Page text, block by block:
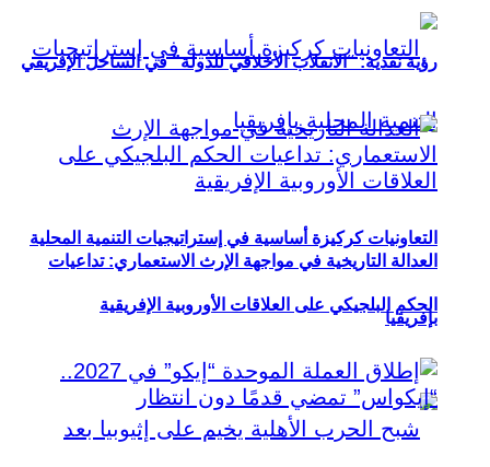
التعاونيات كركيزة أساسية في إستراتيجيات التنمية المحلية
بإفريقيا
رؤية نقدية: “الانقلاب الأخلاقي للدولة” في الساحل الإفريقي
العدالة التاريخية في مواجهة الإرث الاستعماري: تداعيات
الحكم البلجيكي على العلاقات الأوروبية الإفريقية